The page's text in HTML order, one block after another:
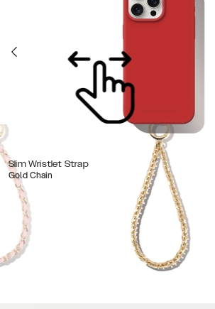
Slim Wristlet Strap
Gold Chain